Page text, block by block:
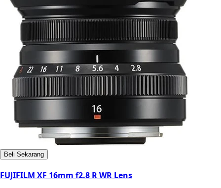
Beli Sekarang
FUJIFILM XF 16mm f2.8 R WR Lens